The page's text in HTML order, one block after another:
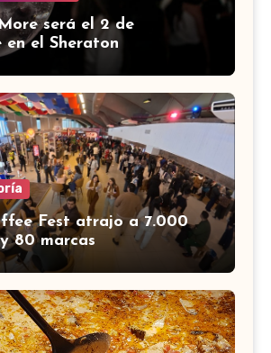
será el 2 de
en el Sheraton
Fest atrajo a 7.000
80 marcas